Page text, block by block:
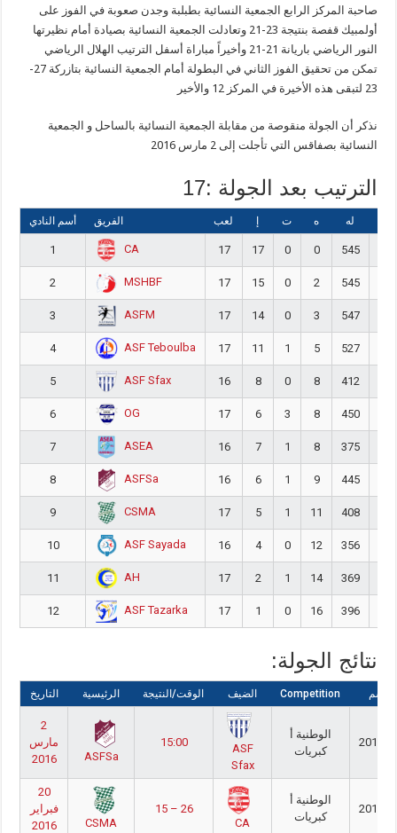
صاحبة المركز الرابع الجمعية النسائية بطبلبة وجدن صعوبة في الفوز على
أولمبيك قفصة بنتيجة 23-21 وتعادلت الجمعية النسائية بصيادة أمام
نظيرتها
النور الرياضي باريانة 21-21 وأخيراً مباراة أسفل الترتيب الهلال الرياضي
تمكن من تحقيق الفوز الثاني في البطولة أمام الجمعية النسائية بتازركة 27-
23 لتبقى هذه الأخيرة في المركز 12 والأخير
نذكر أن الجولة منقوصة من مقابلة الجمعية النسائية بالساحل و الجمعية
النسائية بصفاقس التي تأجلت إلى 2 مارس 2016
الترتيب بعد الجولة :17
أسم النادي الفريق لعب إ ت ه له
1 CA 17 17 0 0 545
2 MSHBF 17 15 0 2 545
3 ASFM 17 14 0 3 547
4 ASF Teboulba 17 11 1 5 527
5 ASF Sfax 16 8 0 8 412
6 OG 17 6 3 8 450
7 ASEA 16 7 1 8 375
8 ASFSa 16 6 1 9 445
9 CSMA 17 5 1 11 408
10 ASF Sayada 16 4 0 12 356
11 AH 17 2 1 14 369
12 ASF Tazarka 17 1 0 16 396
نتائج الجولة:
التاريخ الرئيسية الوقت/النتيجة الضيف Competition
2
مارس
2016
ASFSa
15:00
ASF
Sfax
الوطنية أ
كبريات
2016/
20
فبراير
2016
CSMA
15 – 26
CA
الوطنية أ
كبريات
2016/